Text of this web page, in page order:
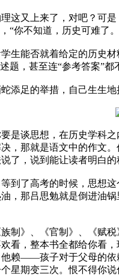
这又上来了，对吧？可
“你不知道，历史可难了
生能否就着给定的历史
题，甚至连“参考答案”
添足的举措，自己生生地
是谈思想，在历史学科
，那就是语文中的作文
，说到能让读者明白
到了高考的时候，思想
，那吕思勉就是倒进油
制》、《官制》、《赋
看，整本书全都给你看
赖――孩子对于父母的
星期变三次。恨不得你